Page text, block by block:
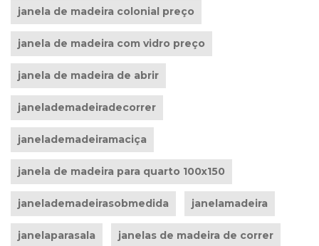
janela de madeira colonial preço
janela de madeira com vidro preço
janela de madeira de abrir
janelademadeiradecorrer
janelademadeiramaciça
janela de madeira para quarto 100x150
janelademadeirasobmedida janelamadeira
janelaparasala janelas de madeira de correr